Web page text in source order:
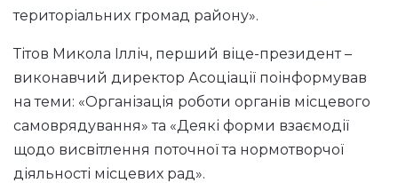
територіальних громад району».
Тітов Микола Ілліч, перший віце-президент –
виконавчий директор Асоціації поінформував
на теми: «Організація роботи органів місцевого
самоврядування» та «Деякі форми взаємодії
щодо висвітлення поточної та нормотворчої
діяльності місцевих рад».